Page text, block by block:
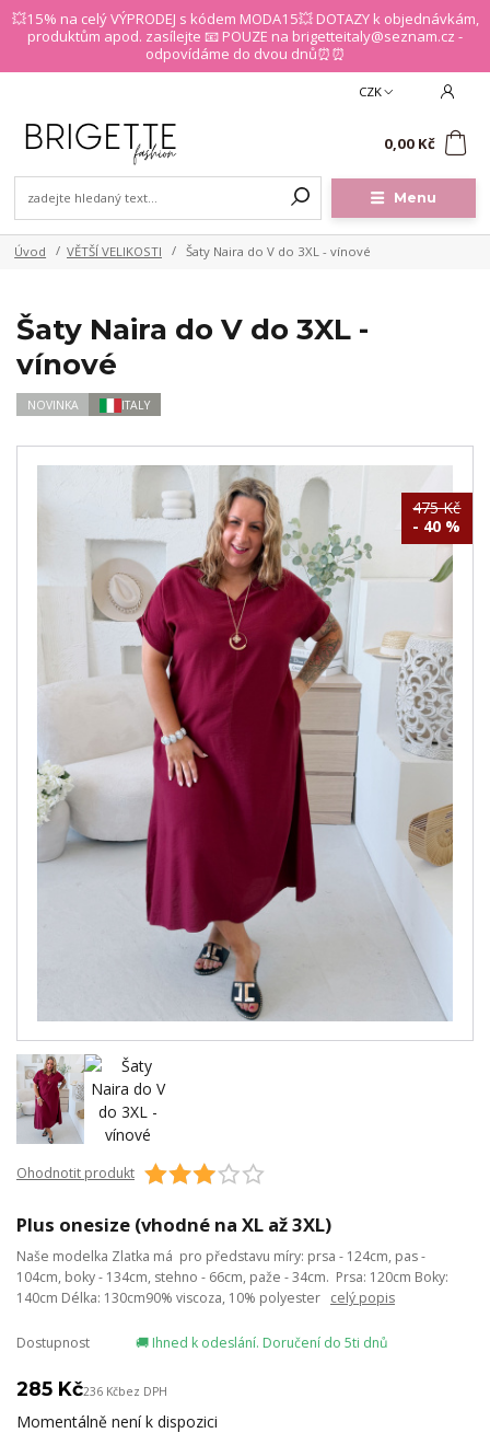
💥15% na celý VÝPRODEJ s kódem MODA15💥 DOTAZY k objednávkám,
produktům apod. zasílejte 📧 POUZE na brigetteitaly@seznam.cz -
odpovídáme do dvou dnů⏰⏰
Menu
CZK
0,00 Kč
Úvod VĚTŠÍ VELIKOSTI Šaty Naira do V do 3XL - vínové
Šaty Naira do V do 3XL -
vínové
NOVINKA ITALY
475 Kč
- 40 %
Ohodnotit produkt
Plus onesize (vhodné na XL až 3XL)
Naše modelka Zlatka má pro představu míry: prsa - 124cm, pas -
104cm, boky - 134cm, stehno - 66cm, paže - 34cm. Prsa: 120cm Boky:
140cm Délka: 130cm90% viscoza, 10% polyester celý popis
Dostupnost 🚚 Ihned k odeslání. Doručení do 5ti dnů
285 Kč236 Kčbez DPH
Momentálně není k dispozici